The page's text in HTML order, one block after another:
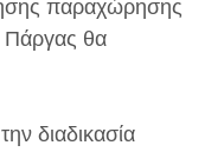
παραχώρησης
Πάργας θα
διαδικασία